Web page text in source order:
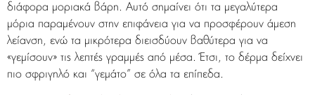
διάφορα μοριακά βάρη. Αυτό σημαίνει ότι τα μεγαλύτερα
μόρια παραμένουν στην επιφάνεια για να προσφέρουν άμεση
λείανση, ενώ τα μικρότερα διεισδύουν βαθύτερα για να
«γεμίσουν» τις λεπτές γραμμές από μέσα. Έτσι, το δέρμα δείχνει
πιο σφριγηλό και “γεμάτο” σε όλα τα επίπεδα.